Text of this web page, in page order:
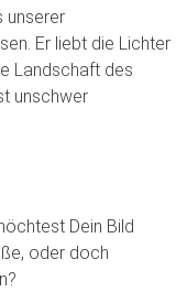
unserer
Er liebt die Lichter
Landschaft des
unschwer
Dein Bild
oder doch